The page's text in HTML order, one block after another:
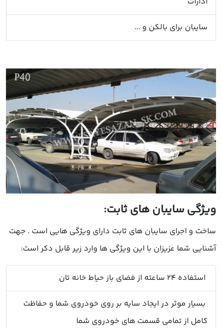
سایبان برای بالکن و ...
ویژگی سایبان های ثابت:
ساخت و اجرای سایبان های ثابت دارای ویژگی هایی است . جهت
آشنایی شما عزیزان با این ویژگی ها وارد زیر قابل دکر است:
استفاده 24 ساعته از فضای باز حیاط خانه تان
بسیار موثر در ایجاد سایه بر روی خودروی شما و حفاظت
کامل از تمامی قسمت های خودروی شما